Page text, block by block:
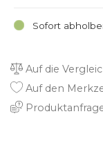
Sofort
Auf die
Auf den